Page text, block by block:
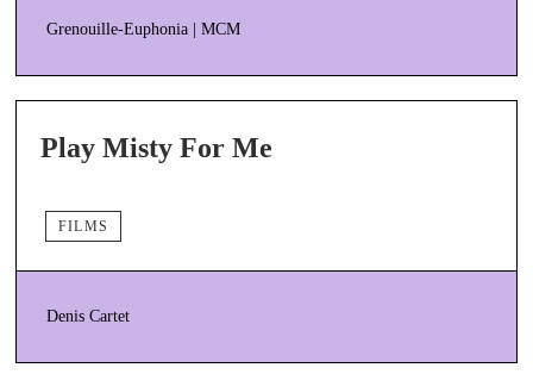
Grenouille-Euphonia | MCM
Play Misty For Me
FILMS
Denis Cartet